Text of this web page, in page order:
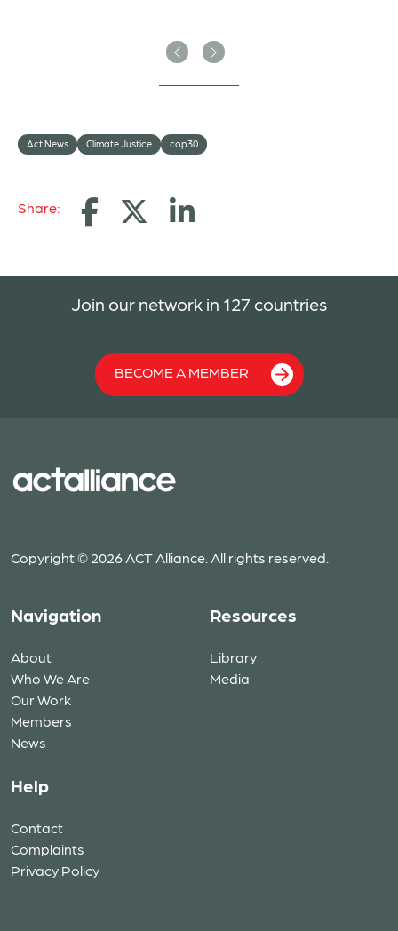
Previous
Next
Act News Climate Justice cop30
Share:
Join our network in 127 countries
BECOME A MEMBER
Copyright © 2026 ACT Alliance. All rights reserved.
Navigation
About
Who We Are
Our Work
Members
News
Resources
Library
Media
Help
Contact
Complaints
Privacy Policy